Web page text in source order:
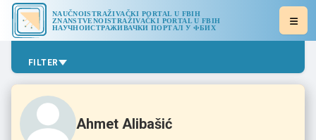
NAUČNOISTRAŽIVAČKI PORTAL U FBIH
ZNANSTVENOISTRAŽIVAČKI PORTAL U FBIH
НАУЧНОИСТРАЖИВАЧКИ ПОРТАЛ У ФБИХ
FILTER
Ahmet Alibašić